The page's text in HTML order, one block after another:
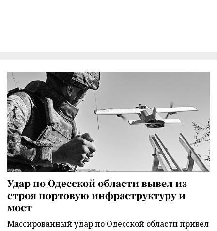
Удар по Одесской области вывел из
строя портовую инфраструктуру и
мост
Массированный удар по Одесской области привел